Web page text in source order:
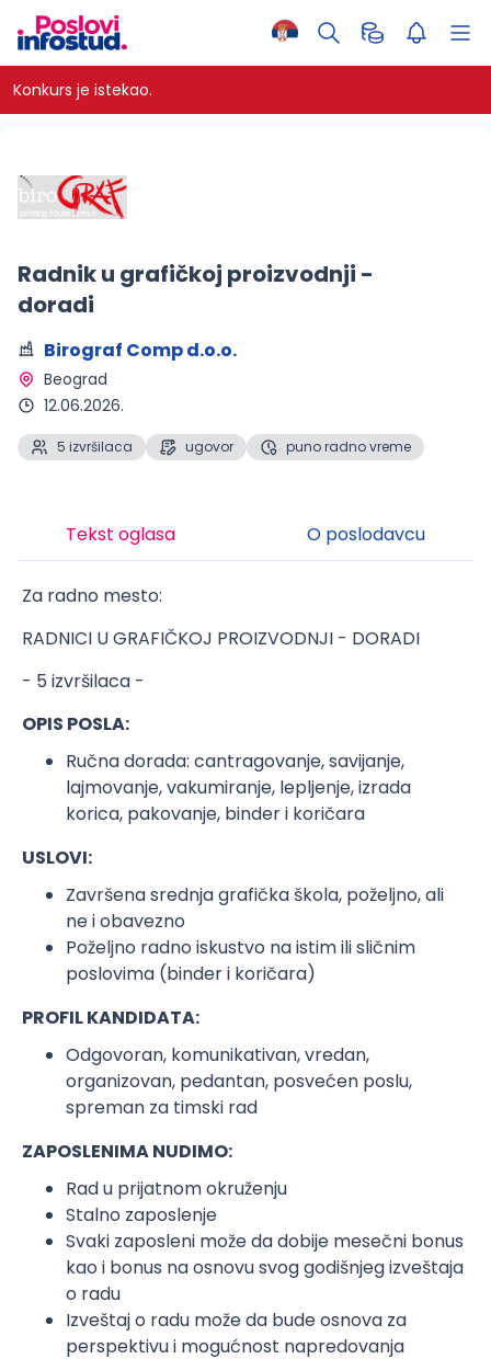
Konkurs je istekao.
Radnik u grafičkoj proizvodnji -
doradi
Birograf Comp d.o.o.
Beograd
12.06.2026.
5 izvršilaca ugovor puno radno vreme
Tekst oglasa O poslodavcu
Za radno mesto:
RADNICI U GRAFIČKOJ PROIZVODNJI - DORADI
- 5 izvršilaca -
OPIS POSLA:
Ručna dorada: cantragovanje, savijanje,
lajmovanje, vakumiranje, lepljenje, izrada
korica, pakovanje, binder i koričara
USLOVI:
Završena srednja grafička škola, poželjno, ali
ne i obavezno
Poželjno radno iskustvo na istim ili sličnim
poslovima (binder i koričara)
PROFIL KANDIDATA:
Odgovoran, komunikativan, vredan,
organizovan, pedantan, posvećen poslu,
spreman za timski rad
ZAPOSLENIMA NUDIMO:
Rad u prijatnom okruženju
Stalno zaposlenje
Svaki zaposleni može da dobije mesečni bonus
kao i bonus na osnovu svog godišnjeg izveštaja
o radu
Izveštaj o radu može da bude osnova za
perspektivu i mogućnost napredovanja